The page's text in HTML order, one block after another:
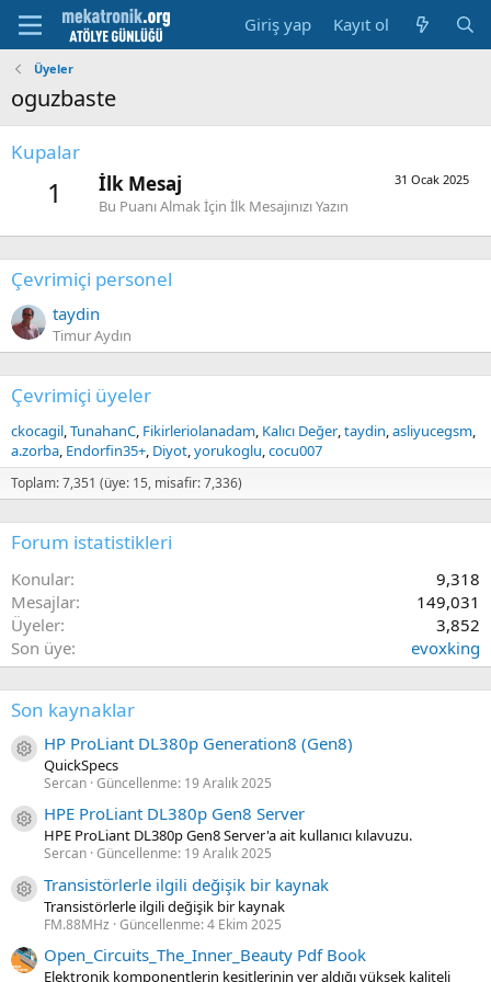
Giriş yap Kayıt ol
Üyeler
oguzbaste
Kupalar
1 31 Ocak 2025
İlk Mesaj
Bu Puanı Almak İçin İlk Mesajınızı Yazın
Çevrimiçi personel
taydin
Timur Aydın
Çevrimiçi üyeler
ckocagil TunahanC Fikirleriolanadam Kalıcı Değer taydin asliyucegsm
a.zorba Endorfin35+ Diyot yorukoglu cocu007
Toplam: 7,351 (üye: 15, misafir: 7,336)
Forum istatistikleri
Konular
9,318
Mesajlar
149,031
Üyeler
3,852
Son üye
evoxking
Son kaynaklar
Kaynak ikon/amblem
HP ProLiant DL380p Generation8 (Gen8)
QuickSpecs
Sercan Güncellenme: 19 Aralık 2025
Kaynak ikon/amblem
HPE ProLiant DL380p Gen8 Server
HPE ProLiant DL380p Gen8 Server'a ait kullanıcı kılavuzu.
Sercan Güncellenme: 19 Aralık 2025
Kaynak ikon/amblem
Transistörlerle ilgili değişik bir kaynak
Transistörlerle ilgili değişik bir kaynak
FM.88MHz Güncellenme:4 Ekim 2025
Open_Circuits_The_Inner_Beauty Pdf Book
Elektronik komponentlerin kesitlerinin yer aldığı yüksek kaliteli